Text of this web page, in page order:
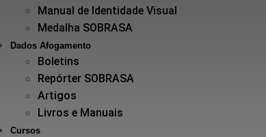
Manual de Identidade Visual
Medalha SOBRASA
Dados Afogamento
Boletins
Repórter SOBRASA
Artigos
Livros e Manuais
Cursos